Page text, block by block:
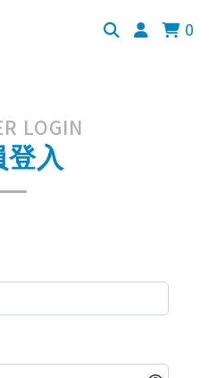
0
LOGIN
登入